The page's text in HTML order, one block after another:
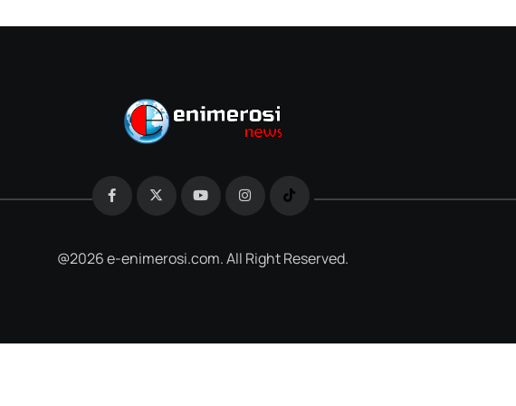
@2026 e-enimerosi.com. All Right Reserved.